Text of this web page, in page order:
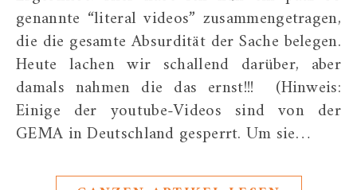
genannte “literal videos” zusammengetragen,
die die gesamte Absurdität der Sache belegen.
Heute lachen wir schallend darüber, aber
damals nahmen die das ernst!!! (Hinweis:
Einige der youtube-Videos sind von der
GEMA in Deutschland gesperrt. Um sie…